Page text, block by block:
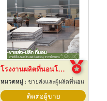
โรงงานผลิตที่นอนโรงแรม
หมวดหมู่ :ขายส่งและผู้ผลิตที่นอน
ติดต่อผู้ขาย